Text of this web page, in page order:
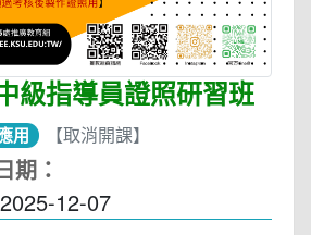
級指導員證照研習班
用 【取消開課】
期：
12-07